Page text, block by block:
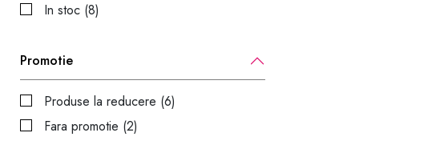
In stoc (8)
Promotie
Produse la reducere (6)
Fara promotie (2)